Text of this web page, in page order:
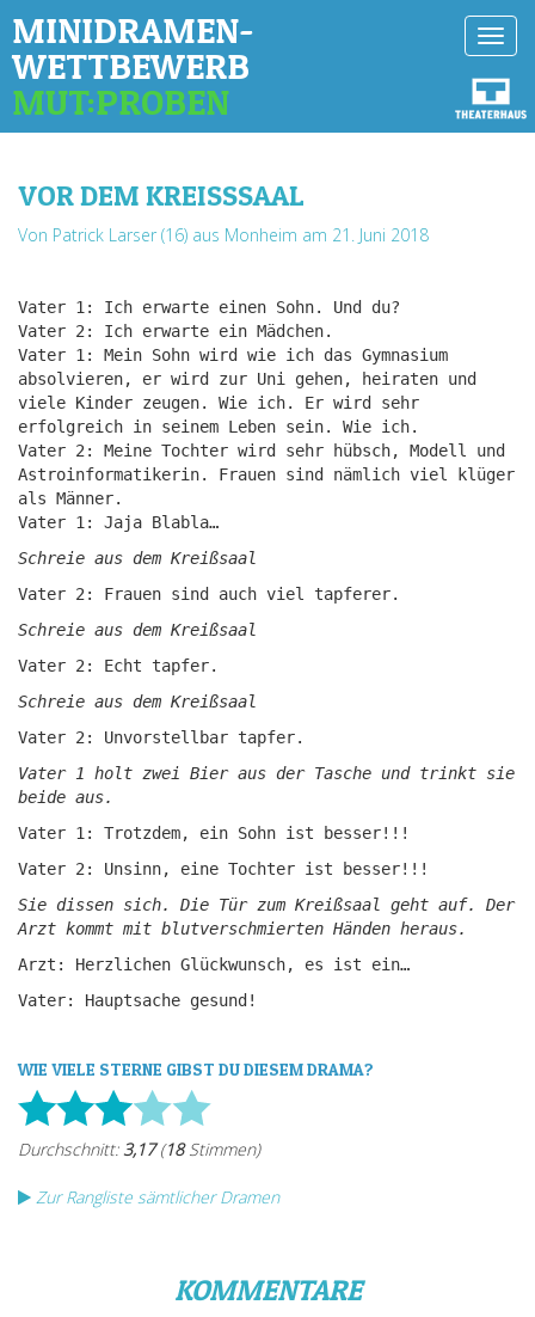
MINIDRAMEN-
WETTBEWERB
MUT:PROBEN
VOR DEM KREISSSAAL
Von Patrick Larser (16) aus Monheim am 21. Juni 2018
Vater 1: Ich erwarte einen Sohn. Und du?
Vater 2: Ich erwarte ein Mädchen.
Vater 1: Mein Sohn wird wie ich das Gymnasium
absolvieren, er wird zur Uni gehen, heiraten und
viele Kinder zeugen. Wie ich. Er wird sehr
erfolgreich in seinem Leben sein. Wie ich.
Vater 2: Meine Tochter wird sehr hübsch, Modell und
Astroinformatikerin. Frauen sind nämlich viel klüger
als Männer.
Vater 1: Jaja Blabla…
Schreie aus dem Kreißsaal
Vater 2: Frauen sind auch viel tapferer.
Schreie aus dem Kreißsaal
Vater 2: Echt tapfer.
Schreie aus dem Kreißsaal
Vater 2: Unvorstellbar tapfer.
Vater 1 holt zwei Bier aus der Tasche und trinkt sie
beide aus.
Vater 1: Trotzdem, ein Sohn ist besser!!!
Vater 2: Unsinn, eine Tochter ist besser!!!
Sie dissen sich. Die Tür zum Kreißsaal geht auf. Der
Arzt kommt mit blutverschmierten Händen heraus.
Arzt: Herzlichen Glückwunsch, es ist ein…
Vater: Hauptsache gesund!
WIE VIELE STERNE GIBST DU DIESEM DRAMA?
Zur Rangliste sämtlicher Dramen
KOMMENTARE